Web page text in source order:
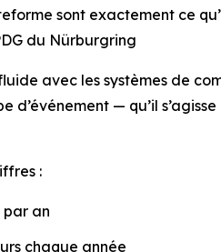
sont exactement ce
du Nürburgring
avec les systèmes de
d’événement — qu’il
:
par an
chaque année